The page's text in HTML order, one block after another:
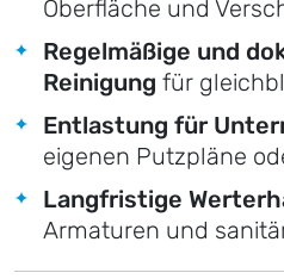
Oberfläche und
Regelmäßige und
Reinigung für
Entlastung für
eigenen Putzpläne
Langfristige
Armaturen und